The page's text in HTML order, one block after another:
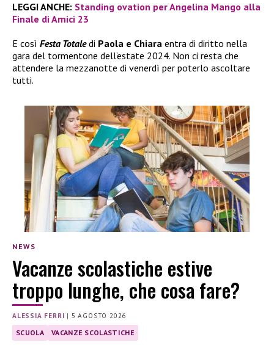
LEGGI ANCHE: Standing ovation per Angelina Mango alla
Finale di Amici 23
E così Festa Totaledi Paola e Chiara entra di diritto nella
gara del tormentone dell’estate 2024. Non ci resta che
attendere la mezzanotte di venerdì per poterlo ascoltare
tutti.
NEWS
Vacanze scolastiche estive
troppo lunghe, che cosa fare?
ALESSIA FERRI | 5 AGOSTO 2026
SCUOLA VACANZE SCOLASTICHE